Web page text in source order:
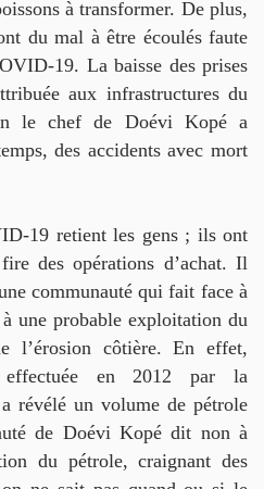
à transformer. De plus,
du mal à être écoulés faute
19. La baisse des prises
aux infrastructures du
le chef de Doévi Kopé a
des accidents avec mort
19 retient les gens ; ils ont
des opérations d’achat. Il
communauté qui fait face à
une probable exploitation du
l’érosion côtière. En effet,
effectuée en 2012 par la
révélé un volume de pétrole
de Doévi Kopé dit non à
du pétrole, craignant des